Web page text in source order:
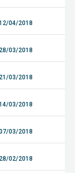
04/2018
03/2018
03/2018
03/2018
03/2018
02/2018